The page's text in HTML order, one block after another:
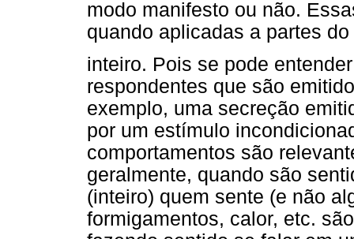
modo manifesto ou não.
quando aplicadas a partes
inteiro. Pois se pode
respondentes que são
exemplo, uma secreção
por um estímulo
comportamentos são
geralmente, quando são
(inteiro) quem sente (e não
formigamentos, calor, etc.